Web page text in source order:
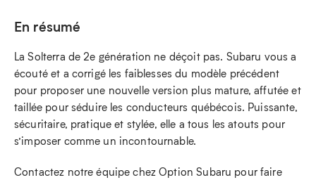
En résumé
La Solterra de 2e génération ne déçoit pas. Subaru vous a
écouté et a corrigé les faiblesses du modèle précédent
pour proposer une nouvelle version plus mature, affutée et
taillée pour séduire les conducteurs québécois. Puissante,
sécuritaire, pratique et stylée, elle a tous les atouts pour
s’imposer comme un incontournable.
Contactez notre équipe chez Option Subaru pour faire